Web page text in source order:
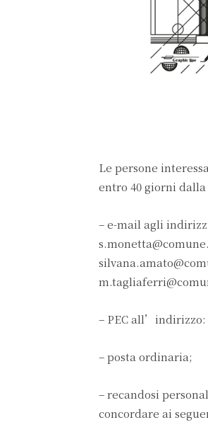
Le persone
entro 40 giorni
– e-mail agli
– PEC
– posta ordinaria;
– recandosi
concordare ai